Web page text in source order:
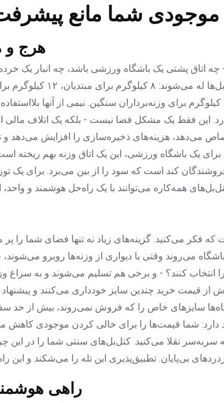
موجودی شما مانع
هرج و
چه اتاق پشتی یک باشگاه ورزشی باشد، چه انبار یک
کیلوگرم، ۲۴ کیلوگرم، و تا ۳۲ کیلوگرم برای وزنه‌برداران سنگین. نیمی از
این فقط یک مشکل فضا نیست - بلکه یک اتلاف مالی
می‌دهد، هزینه‌های ذخیره‌سازی را افزایش می‌دهد و
یک باشگاه ورزشی، این یک اتاق وزنه بهم ریخته است
کند است که سود را از بین می‌برد. برای یک
که فکر می‌کنید. گزینه‌های زیاد نه تنها فضای شما را پر
کیلوگرمی را انتخاب کنند؟ - و برخی هم تسلیم می‌شوند و به
از قیمت خرید چندین سایز خودداری می‌کنند و
سایزهای خاص را که فروش نمی‌روند، بیش از حد
شما قیمت‌ها را برای خالی کردن موجودی کاهش
تقلا می‌کنید. کتل‌بل‌های سنتی شما را در این
راهی